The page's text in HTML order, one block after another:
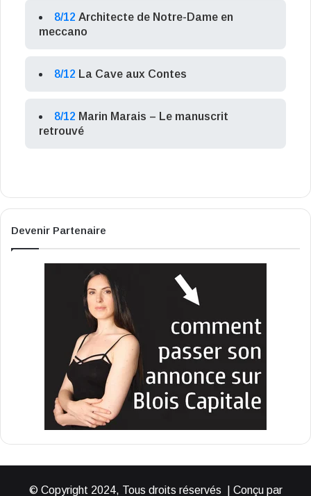
8/12 Architecte de Notre-Dame en
meccano
8/12 La Cave aux Contes
8/12 Marin Marais – Le manuscrit
retrouvé
Devenir Partenaire
© Copyright 2024, Tous droits réservés | Conçu par